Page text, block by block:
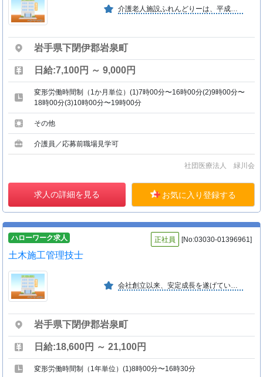
介護老人施設ふれんどりーは、平成１２年４月に開設。老人の介護を通して、地域の発展に貢献したいと考えております。
岩手県下閉伊郡岩泉町
日給:7,100円 ～ 9,000円
変形労働時間制（1か月単位）(1)7時00分〜16時00分(2)9時00分〜
18時00分(3)10時00分〜19時00分
その他
介護員／応募前職場見学可
社団医療法人 緑川会
求人の詳細を見る お気に入り登録する
ハローワーク求人 正社員 [No:03030-01396961]
土木施工管理技士
会社創立以来、安定成長を遂げている。資格取得の為に会社で講習会等の負担を全面的に行っている。夏季等の長期休暇制度、隔週休二日制度等、福利厚生も充実している。いわて女性活躍認定企業
岩手県下閉伊郡岩泉町
日給:18,600円 ～ 21,100円
変形労働時間制（1年単位）(1)8時00分〜16時30分